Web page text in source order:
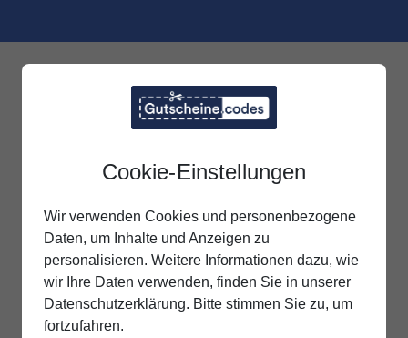
Cookie-Einstellungen
Wir verwenden Cookies und personenbezogene
Daten, um Inhalte und Anzeigen zu
personalisieren. Weitere Informationen dazu, wie
wir Ihre Daten verwenden, finden Sie in unserer
Datenschutzerklärung. Bitte stimmen Sie zu, um
fortzufahren.